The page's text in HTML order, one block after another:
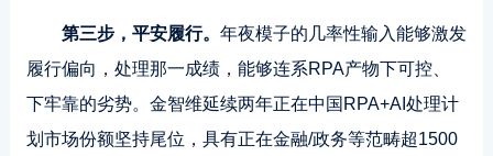
第三步，平安履行。 年夜模子的几率性输入能够激发
履行偏向，处理那一成绩，能够连系RPA产物下可控、
下牢靠的劣势。金智维延续两年正在中国RPA+AI处理计
划市场份额坚持尾位，具有正在金融/政务等范畴超1500